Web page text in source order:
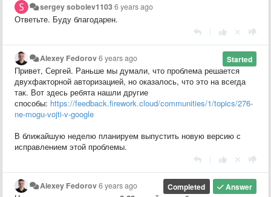
sergey sobolev11036 years ago
Ответьте. Буду благодарен.
Started
Alexey Fedorov6 years ago
Привет, Сергей. Раньше мы думали, что проблема решается
двухфакторной авторизацией, но оказалось, что это на всегда
так. Вот здесь ребята нашли другие
способы: https://feedback.firework.cloud/communities/1/topics/276-
ne-mogu-vojti-v-google
В ближайшую неделю планируем выпустить новую версию с
исправлением этой проблемы.
Answer
Completed
Alexey Fedorov6 years ago